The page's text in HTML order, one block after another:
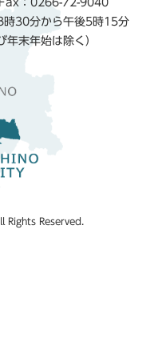
：0266-72-9040
時30分から午後5時15分
年末年始は除く）
Reserved.